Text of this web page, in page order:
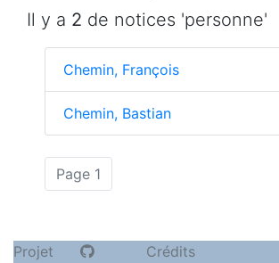
Il y a 2 de notices 'personne'
Chemin, François
Chemin, Bastian
Page 1
Projet
Crédits